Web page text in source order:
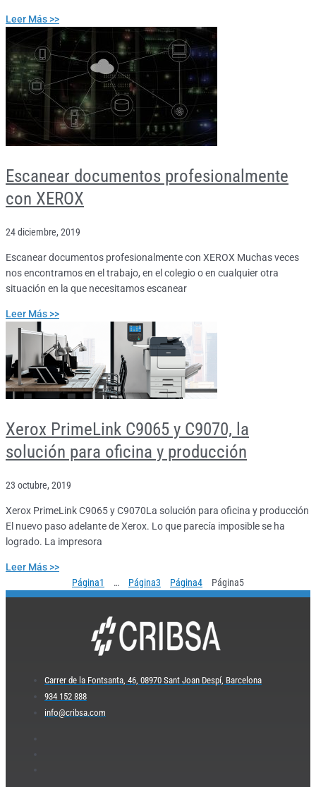
Leer Más >>
Escanear documentos profesionalmente
con XEROX
24 diciembre, 2019
Escanear documentos profesionalmente con XEROX Muchas veces
nos encontramos en el trabajo, en el colegio o en cualquier otra
situación en la que necesitamos escanear
Leer Más >>
Xerox PrimeLink C9065 y C9070, la
solución para oficina y producción
23 octubre, 2019
Xerox PrimeLink C9065 y C9070La solución para oficina y producción
El nuevo paso adelante de Xerox. Lo que parecía imposible se ha
logrado. La impresora
Leer Más >>
Página1 … Página3 Página4 Página5
Carrer de la Fontsanta, 46, 08970 Sant Joan Despí, Barcelona
934 152 888
info@cribsa.com